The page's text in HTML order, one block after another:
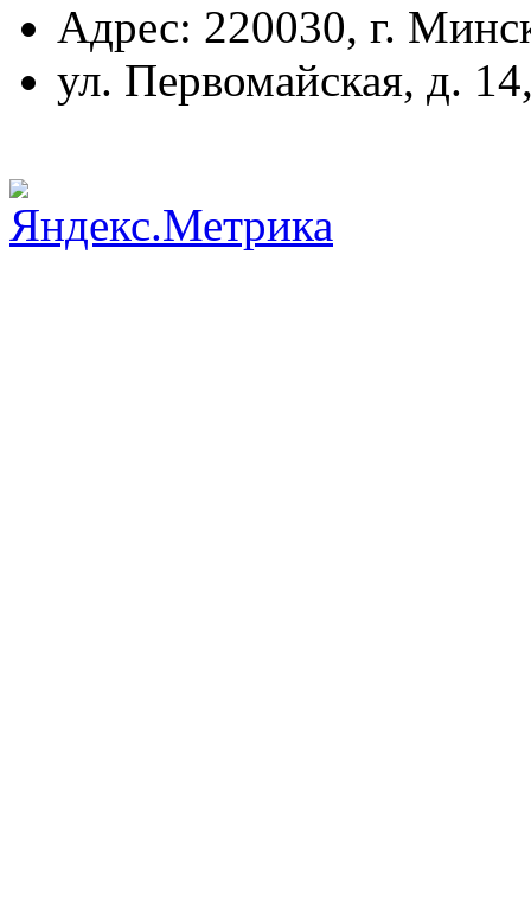
Адрес: 220030, г.
ул. Первомайская, д.